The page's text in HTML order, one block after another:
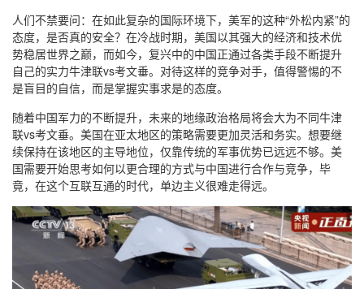
人们不禁要问：在如此复杂的国际环境下，美军的这种“外松内紧”的
态度，是否真的安全？在冷战时期，美国以其强大的经济和技术优
势稳居世界之巅，而如今，复兴中的中国正通过各类手段不断提升
自己的实力牛津联vs考文垂。对待这样的竞争对手，值得警惕的不
是盲目的自信，而是掌握实事求是的态度。
随着中国军力的不断提升，未来的地缘政治格局将会大为不同牛津
联vs考文垂。美国在亚太地区的策略需要更加灵活和务实。想要继
续保持在该地区的主导地位，仅靠传统的军事优势已远远不够。美
国需要开始思考如何以更合理的方式与中国进行合作与竞争，毕
竟，在这个互联互通的时代，单边主义很难走得远。